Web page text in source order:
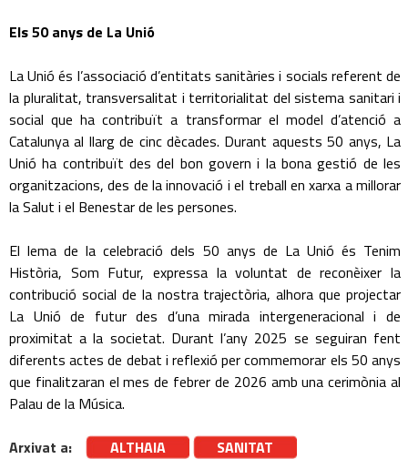
Els 50 anys de La Unió
La Unió és l’associació d’entitats sanitàries i socials referent de
la pluralitat, transversalitat i territorialitat del sistema sanitari i
social que ha contribuït a transformar el model d’atenció a
Catalunya al llarg de cinc dècades. Durant aquests 50 anys, La
Unió ha contribuït des del bon govern i la bona gestió de les
organitzacions, des de la innovació i el treball en xarxa a millorar
la Salut i el Benestar de les persones.
El lema de la celebració dels 50 anys de La Unió és Tenim
Història, Som Futur, expressa la voluntat de reconèixer la
contribució social de la nostra trajectòria, alhora que projectar
La Unió de futur des d’una mirada intergeneracional i de
proximitat a la societat. Durant l’any 2025 se seguiran fent
diferents actes de debat i reflexió per commemorar els 50 anys
que finalitzaran el mes de febrer de 2026 amb una cerimònia al
Palau de la Música.
Arxivat a:
ALTHAIA SANITAT